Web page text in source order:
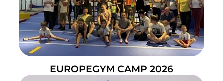
EUROPEGYM CAMP 2026